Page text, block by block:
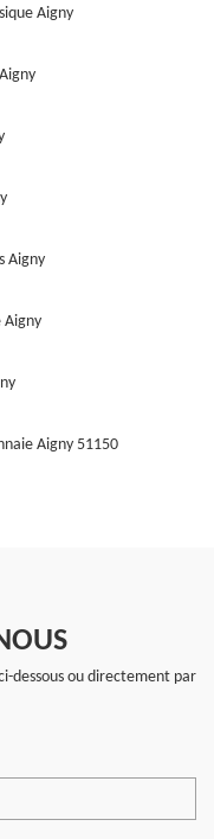
Aigny
Aigny
Aigny
Aigny 51150
dessous ou directement par